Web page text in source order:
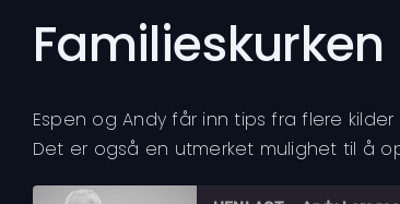
Familieskurken
Espen og Andy får inn tips fra flere
Det er også en utmerket mulighet til å